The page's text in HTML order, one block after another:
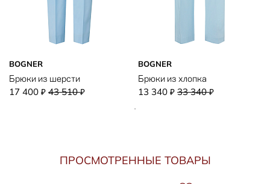
BOGNER
Брюки из шерсти
17 400 ₽ 43 510₽
BOGNER
Брюки из хлопка
13 340 ₽ 33 340₽
ПРОСМОТРЕННЫЕ ТОВАРЫ